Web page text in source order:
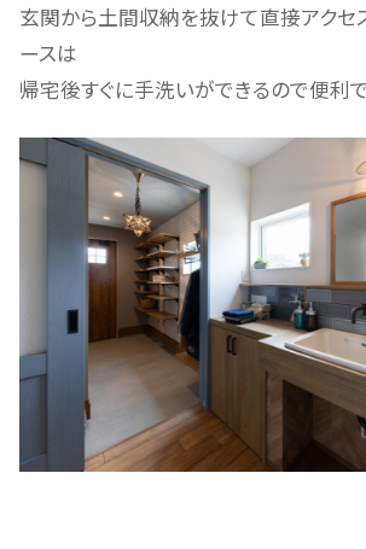
玄関から土間収納を抜けて直接アクセ
ースは
帰宅後すぐに手洗いができるので便利で